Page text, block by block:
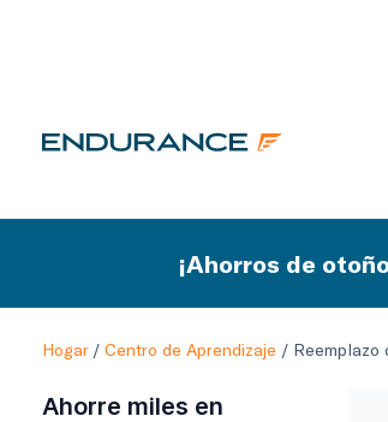
¡Ahorros de
Hogar/ Centro de Aprendizaje / Reemplazo
Ahorre miles en